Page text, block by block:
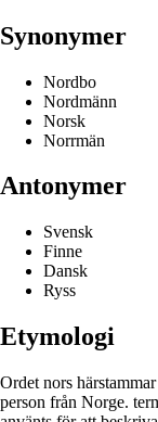
Synonymer
Nordbo
Nordmänn
Norsk
Norrmän
Antonymer
Svensk
Finne
Dansk
Ryss
Etymologi
Ordet nors
person från Norge.